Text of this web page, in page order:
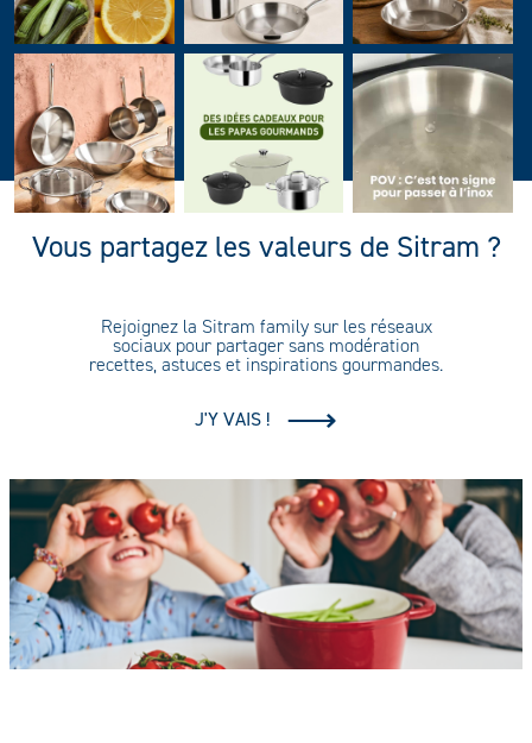
Vous partagez les valeurs de Sitram ?
Rejoignez la Sitram family sur les réseaux
sociaux pour partager sans modération
recettes, astuces et inspirations gourmandes.
J'Y VAIS !